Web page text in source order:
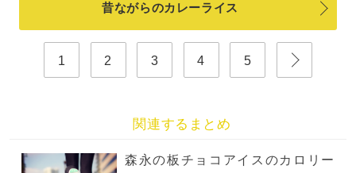
昔ながらのカレーライス
1 2 3 4 5
関連するまとめ
森永の板チョコアイスのカロリー